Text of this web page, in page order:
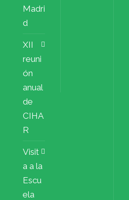
Madri
d
XII
reuni
ón
anual
de
CIHA
R
Visit
a a la
Escu
ela